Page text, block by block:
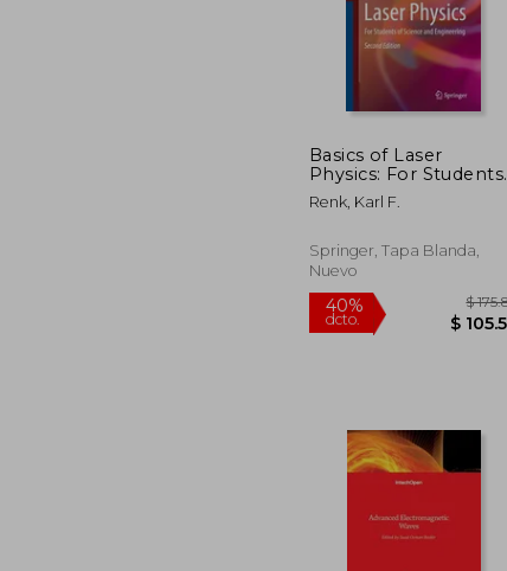
Basics of Laser
Physics: For Students
of Science and
Engineering (en
Renk, Karl F.
Springer, Tapa Blanda,
Nuevo